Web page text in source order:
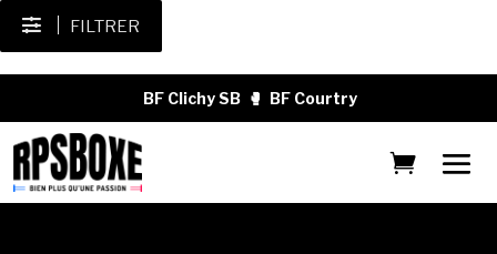
FILTRER
BF Clichy SB 🥊 BF Courtry